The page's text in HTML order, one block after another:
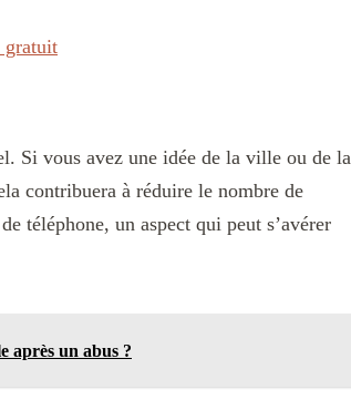
gratuit
Si vous avez une idée de la ville ou de la
contribuera à réduire le nombre de
téléphone, un aspect qui peut s’avérer
après un abus ?